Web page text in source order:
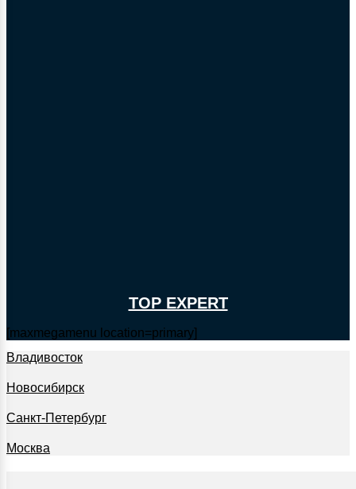
TOP EXPERT
[maxmegamenu location=primary]
Владивосток
Новосибирск
Санкт-Петербург
Москва